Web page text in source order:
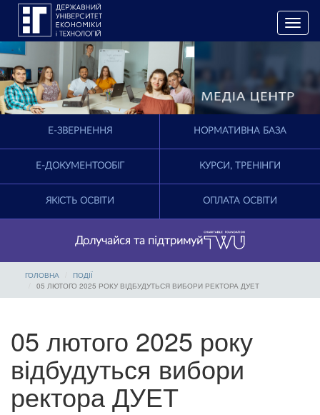
T
o
e
i
a
E-ЗВЕРНЕННЯ НОРМАТИВНА БАЗА
Е-ДОКУМЕНТООБІГ КУРСИ, ТРЕНІНГИ
ЯКІСТЬ ОСВІТИ ОПЛАТА ОСВІТИ
Долучайся та підтримуй
ГОЛОВНА
ПОДІЇ
05 ЛЮТОГО 2025 РОКУ ВІДБУДУТЬСЯ ВИБОРИ РЕКТОРА ДУЕТ
05 лютого 2025 року
відбудуться вибори
ректора ДУЕТ